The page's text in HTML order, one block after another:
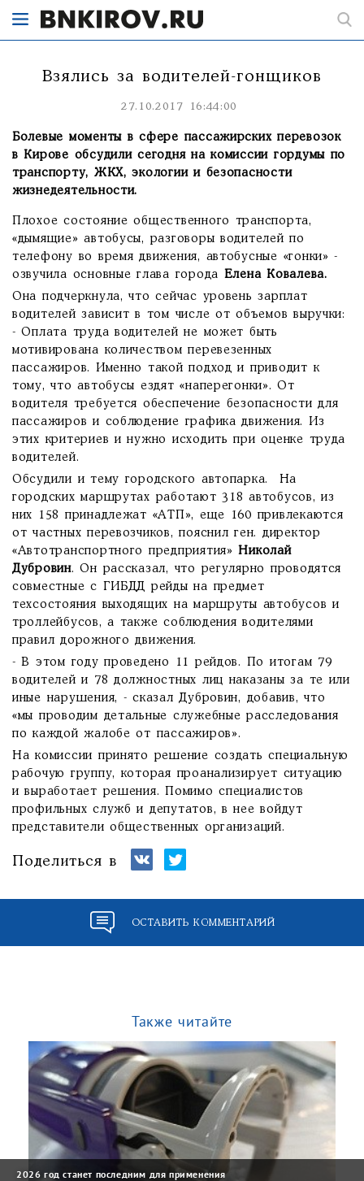
Взялись за водителей-гонщиков
27.10.2017 16:44:00
Болевые моменты в сфере пассажирских перевозок
в Кирове обсудили сегодня на комиссии гордумы по
транспорту, ЖКХ, экологии и безопасности
жизнедеятельности.
Плохое состояние общественного транспорта,
«дымящие» автобусы, разговоры водителей по
телефону во время движения, автобусные «гонки» -
озвучила основные глава города Елена Ковалева.
Она подчеркнула, что сейчас уровень зарплат
водителей зависит в том числе от объемов выручки:
- Оплата труда водителей не может быть
мотивирована количеством перевезенных
пассажиров. Именно такой подход и приводит к
тому, что автобусы ездят «наперегонки». От
водителя требуется обеспечение безопасности для
пассажиров и соблюдение графика движения. Из
этих критериев и нужно исходить при оценке труда
водителей.
Обсудили и тему городского автопарка. На
городских маршрутах работают 318 автобусов, из
них 158 принадлежат «АТП», еще 160 привлекаются
от частных перевозчиков, пояснил ген. директор
«Автотранспортного предприятия»Николай
Дубровин. Он рассказал, что регулярно проводятся
совместные с ГИБДД рейды на предмет
техсостояния выходящих на маршруты автобусов и
троллейбусов, а также соблюдения водителями
правил дорожного движения.
- В этом году проведено 11 рейдов. По итогам 79
водителей и 78 должностных лиц наказаны за те или
иные нарушения, - сказал Дубровин, добавив, что
«мы проводим детальные служебные расследования
по каждой жалобе от пассажиров».
На комиссии принято решение создать специальную
рабочую группу, которая проанализирует ситуацию
и выработает решения. Помимо специалистов
профильных служб и депутатов, в нее войдут
представители общественных организаций.
Поделиться в
ОСТАВИТЬ КОММЕНТАРИЙ
Также читайте
2026 год станет последним для применения